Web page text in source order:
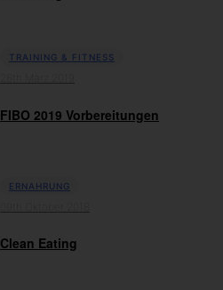
TRAINING & FITNESS
FIBO 2019 Vorbereitungen
ERNAHRUNG
Clean Eating